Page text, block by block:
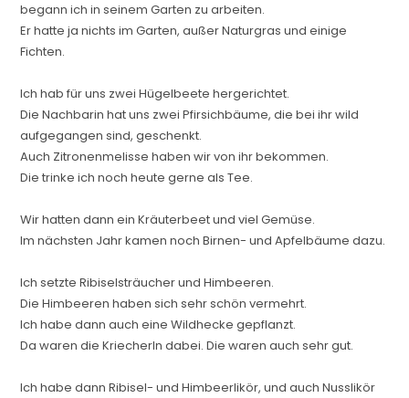
begann ich in seinem Garten zu arbeiten.
Er hatte ja nichts im Garten, außer Naturgras und einige
Fichten.
Ich hab für uns zwei Hügelbeete hergerichtet.
Die Nachbarin hat uns zwei Pfirsichbäume, die bei ihr wild
aufgegangen sind, geschenkt.
Auch Zitronenmelisse haben wir von ihr bekommen.
Die trinke ich noch heute gerne als Tee.
Wir hatten dann ein Kräuterbeet und viel Gemüse.
Im nächsten Jahr kamen noch Birnen- und Apfelbäume dazu.
Ich setzte Ribiselsträucher und Himbeeren.
Die Himbeeren haben sich sehr schön vermehrt.
Ich habe dann auch eine Wildhecke gepflanzt.
Da waren die Kriecherln dabei. Die waren auch sehr gut.
Ich habe dann Ribisel- und Himbeerlikör, und auch Nusslikör